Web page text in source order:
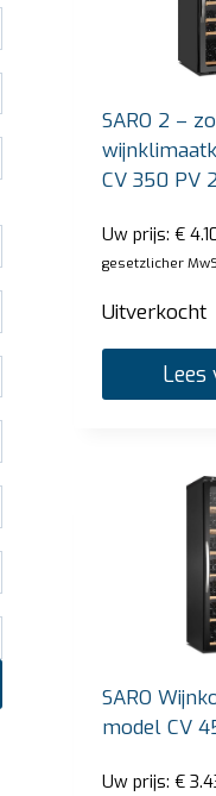
SARO 2 –
CV 350 PV
Uw prijs:€
gesetzlicher
Uitverkocht
Lees
SARO
model CV
Uw prijs:€